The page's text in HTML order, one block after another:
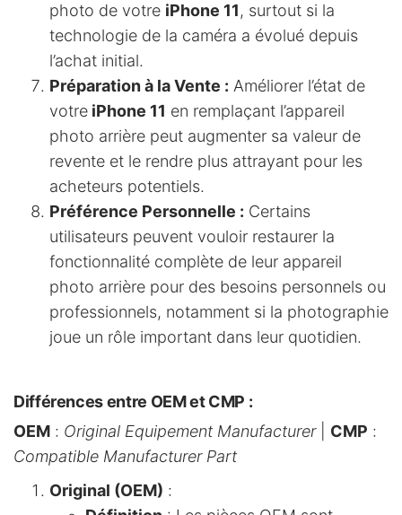
photo de votre iPhone 11, surtout si la
technologie de la caméra a évolué depuis
l’achat initial.
Préparation à la Vente : Améliorer l’état de
votre iPhone 11 en remplaçant l’appareil
photo arrière peut augmenter sa valeur de
revente et le rendre plus attrayant pour les
acheteurs potentiels.
Préférence Personnelle : Certains
utilisateurs peuvent vouloir restaurer la
fonctionnalité complète de leur appareil
photo arrière pour des besoins personnels ou
professionnels, notamment si la photographie
joue un rôle important dans leur quotidien.
Différences entre OEM et CMP :
OEM : Original Equipement Manufacturer| CMP :
Compatible Manufacturer Part
Original (OEM) :